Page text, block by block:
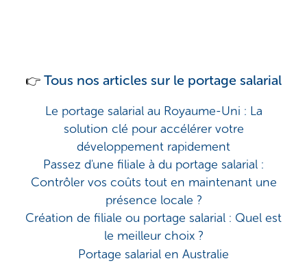
👉 Tous nos articles sur le portage salarial
Le portage salarial au Royaume-Uni : La
solution clé pour accélérer votre
développement rapidement
Passez d'une filiale à du portage salarial :
Contrôler vos coûts tout en maintenant une
présence locale ?
Création de filiale ou portage salarial : Quel est
le meilleur choix ?
Portage salarial en Australie